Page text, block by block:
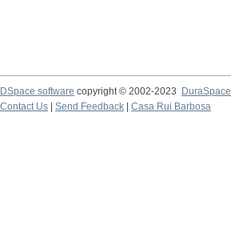
DSpace software copyright © 2002-2023
DuraSpace
Contact Us
Send Feedback Casa Rui Barbosa